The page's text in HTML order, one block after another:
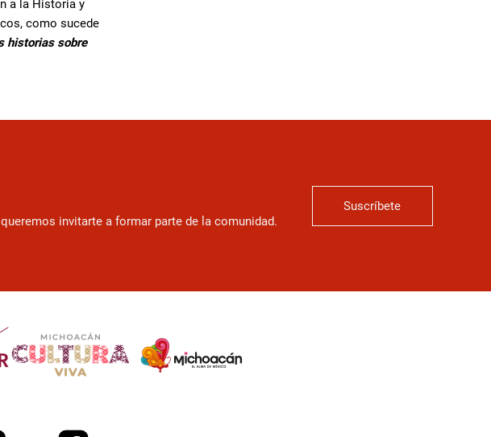
a la Historia y
como sucede
historias sobre
invitarte a formar parte de la comunidad.
Suscríbete